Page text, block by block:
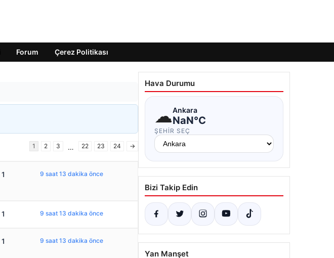
Forum Çerez Politikası
1 2 3 … 22 23 24 →
1 9 saat 13 dakika önce
1 9 saat 13 dakika önce
1 9 saat 13 dakika önce
Hava Durumu
☁Ankara
NaN°C
ŞEHIR SEÇ
Bizi Takip Edin
Yan Manşet